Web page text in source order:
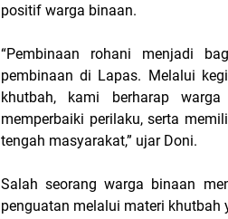
positif warga binaan.
“Pembinaan rohani menjadi
pembinaan di Lapas. Melalui
khutbah, kami berharap
memperbaiki perilaku, serta
tengah masyarakat,” ujar Doni.
Salah seorang warga binaan
penguatan melalui materi khutbah